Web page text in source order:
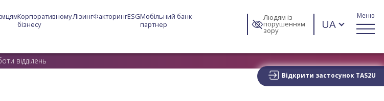
Корпоративному
бізнесу
ЛізингФакторингESGМобільний банк-
партнер
Людям із
порушенням
зору UA
Відкрити застосунок TAS2U
Меню
відділень